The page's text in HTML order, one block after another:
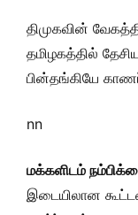
திமுகவின்
தமிழகத்தில்
பின்தங்கியே
nn
மக்களிடம்
இடையிலான